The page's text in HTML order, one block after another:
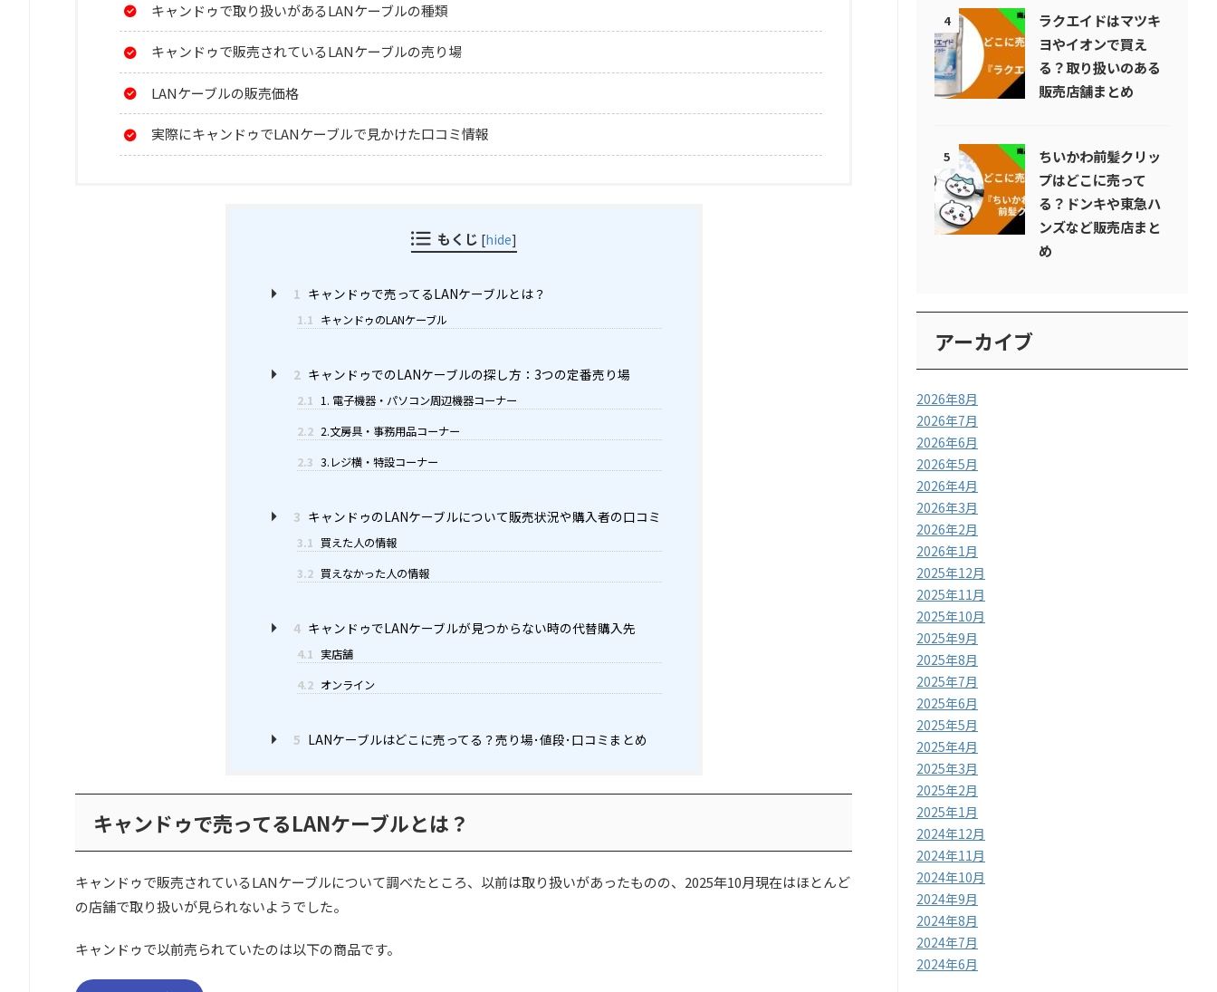
キャンドゥで取り扱いがあるLANケーブルの種類
キャンドゥで販売されているLANケーブルの売り場
LANケーブルの販売価格
実際にキャンドゥでLANケーブルで見かけた口コミ情報
もくじ [hide]
1 キャンドゥで売ってるLANケーブルとは？
1.1 キャンドゥのLANケーブル
2 キャンドゥでのLANケーブルの探し方：3つの定番売り場
2.1 1. 電子機器・パソコン周辺機器コーナー
2.2 2.文房具・事務用品コーナー
2.3 3.レジ横・特設コーナー
3 キャンドゥのLANケーブルについて販売状況や購入者の口コミ
3.1 買えた人の情報
3.2 買えなかった人の情報
4 キャンドゥでLANケーブルが見つからない時の代替購入先
4.1 実店舗
4.2 オンライン
5 LANケーブルはどこに売ってる？売り場･値段･口コミまとめ
キャンドゥで売ってるLANケーブルとは？
キャンドゥで販売されているLANケーブルについて調べたところ、以前は取り扱いがあったものの、2025年10月現在はほとんど
の店舗で取り扱いが見られないようでした。
キャンドゥで以前売られていたのは以下の商品です。
4
ラクエイドはマツキ
ヨやイオンで買え
る？取り扱いのある
販売店舗まとめ
5
ちいかわ前髪クリッ
プはどこに売って
る？ドンキや東急ハ
ンズなど販売店まと
め
アーカイブ
2026年8月
2026年7月
2026年6月
2026年5月
2026年4月
2026年3月
2026年2月
2026年1月
2025年12月
2025年11月
2025年10月
2025年9月
2025年8月
2025年7月
2025年6月
2025年5月
2025年4月
2025年3月
2025年2月
2025年1月
2024年12月
2024年11月
2024年10月
2024年9月
2024年8月
2024年7月
2024年6月